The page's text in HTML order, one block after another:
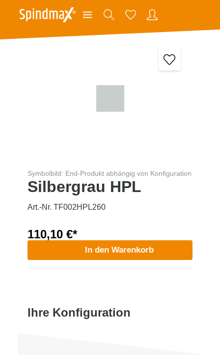
Symbolbild: End-Produkt abhängig von Konfiguration
Silbergrau HPL
Art.-Nr. TF002HPL260
110,10 €*
In den Warenkorb
Ihre Konfiguration